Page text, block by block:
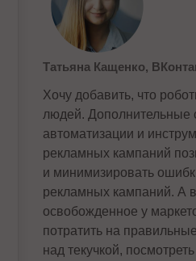
Татьяна Кащенко,
Хочу добавить, что
людей. Дополнительные
автоматизации и
рекламных кампаний
и минимизировать
рекламных кампаний. А
освобожденное у
потратить на
над текучкой,